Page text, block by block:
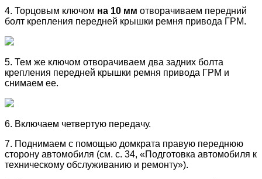
4. Торцовым ключом на 10 мм отворачиваем передний
болт крепления передней крышки ремня привода ГРМ.
5. Тем же ключом отворачиваем два задних болта
крепления передней крышки ремня привода ГРМ и
снимаем ее.
6. Включаем четвертую передачу.
7. Поднимаем с помощью домкрата правую переднюю
сторону автомобиля (см. с. 34, «Подготовка автомобиля к
техническому обслуживанию и ремонту»).